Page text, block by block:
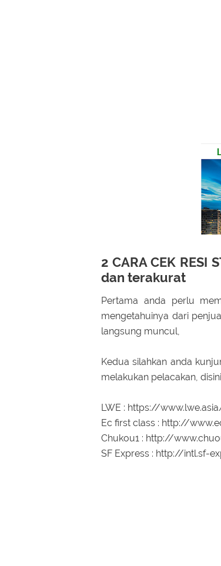
2 CARA CEK RESI
dan terakurat
Pertama anda perlu
mengetahuinya dari
langsung muncul,
Kedua silahkan anda
melakukan pelacakan,
LWE : https://
Ec first class : http://
Chukou1 : http://
SF Express : http://intl.sf-